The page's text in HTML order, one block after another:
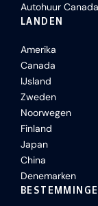
Autohuur Canada
LANDEN
Amerika
Canada
IJsland
Zweden
Noorwegen
Finland
Japan
China
Denemarken